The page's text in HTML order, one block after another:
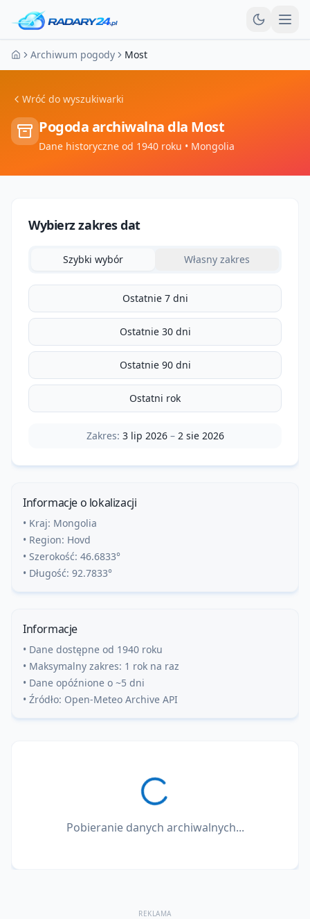
Strona główna
Archiwum pogody Most
Wróć do wyszukiwarki
Pogoda archiwalna dla Most
Dane historyczne od 1940 roku • Mongolia
Wybierz zakres dat
Szybki wybór Własny zakres
Ostatnie 7 dni
Ostatnie 30 dni
Ostatnie 90 dni
Ostatni rok
Zakres: 3 lip 2026– 2 sie 2026
Informacje o lokalizacji
• Kraj: Mongolia
• Region: Hovd
• Szerokość: 46.6833°
• Długość: 92.7833°
Informacje
• Dane dostępne od 1940 roku
• Maksymalny zakres: 1 rok na raz
• Dane opóźnione o ~5 dni
• Źródło: Open-Meteo Archive API
Pobieranie danych archiwalnych...
REKLAMA